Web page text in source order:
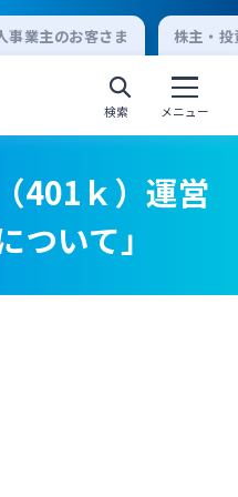
事業主のお客さま 株主・
検索 メニュー
トバンキング
ン
トバンキング
401ｋ）運営
ついて」